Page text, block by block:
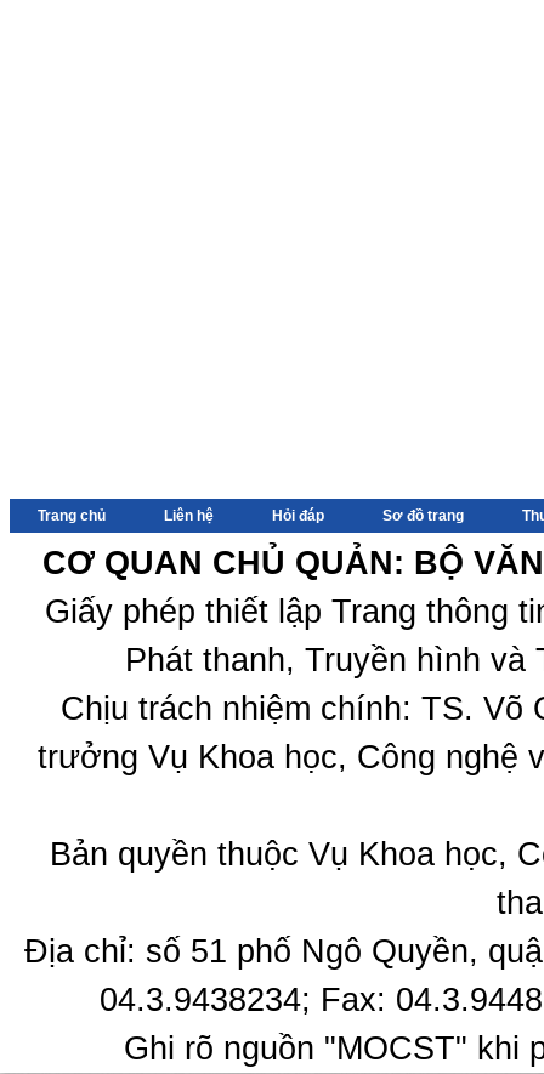
Trang chủ Liên hệ Hỏi đáp Sơ đồ trang
CƠ QUAN CHỦ QUẢN: BỘ
Giấy phép thiết lập Trang thông
Phát thanh, Truyền hình
Chịu trách nhiệm chính: TS.
trưởng Vụ Khoa học, Công nghệ
Bản quyền thuộc Vụ Khoa học,
Địa chỉ: số 51 phố Ngô Quyền,
04.3.9438234; Fax:
Ghi rõ nguồn "MOCST" khi